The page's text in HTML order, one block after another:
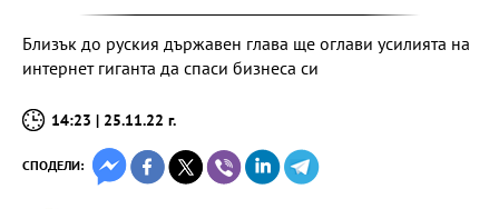
Близък до руския държавен глава ще оглави усилията на
интернет гиганта да спаси бизнеса си
14:23 | 25.11.22 г.
СПОДЕЛИ: